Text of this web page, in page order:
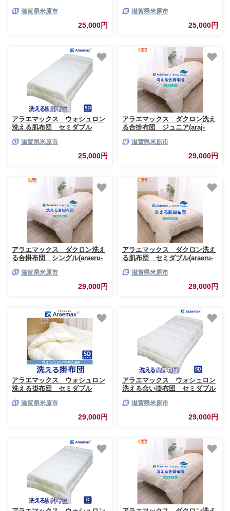
滋賀県米原市
25,000円
滋賀県米原市
25,000円
アラエマックス ウォシュロン
洗える肌布団 セミダブル
滋賀県米原市
25,000円
アラエマックス ダクロン洗え
る合掛布団 ジュニア(araj-
滋賀県米原市
29,000円
アラエマックス ダクロン洗え
る合掛布団 シングル(araeru-
滋賀県米原市
29,000円
アラエマックス ダクロン洗え
る肌布団 セミダブル(araeru-
滋賀県米原市
29,000円
アラエマックス ウォシュロン
洗える掛布団 セミダブル
滋賀県米原市
29,000円
アラエマックス ウォシュロン
洗える合い掛布団 セミダブル
滋賀県米原市
29,000円